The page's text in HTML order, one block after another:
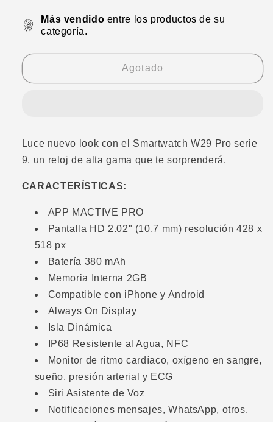
Pro
Serie
Pro
Más vendido entre los productos de su
categoría.
Agotado
Luce nuevo look con el Smartwatch W29 Pro serie
9, un reloj de alta gama que te sorprenderá.
CARACTERÍSTICAS:
APP MACTIVE PRO
Pantalla HD 2.02" (10,7 mm) resolución 428 x
518 px
Batería 380 mAh
Memoria Interna 2GB
Compatible con iPhone y Android
Always On Display
Isla Dinámica
IP68 Resistente al Agua, NFC
Monitor de ritmo cardíaco, oxígeno en sangre,
sueño, presión arterial y ECG
Siri Asistente de Voz
Notificaciones mensajes, WhatsApp, otros.